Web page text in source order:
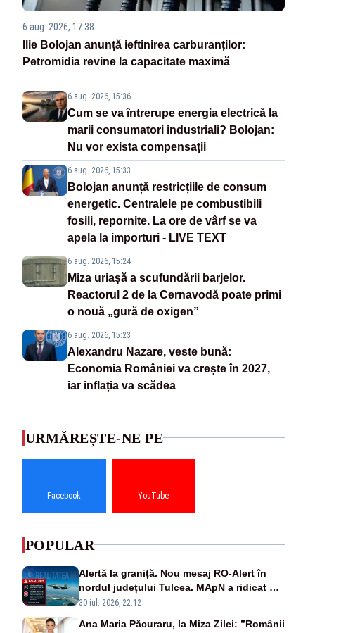
6 aug. 2026, 17:38
Ilie Bolojan anunță ieftinirea carburanților:
Petromidia revine la capacitate maximă
6 aug. 2026, 15:36
Cum se va întrerupe energia electrică la
marii consumatori industriali? Bolojan:
Nu vor exista compensații
6 aug. 2026, 15:33
Bolojan anunță restricțiile de consum
energetic. Centralele pe combustibili
fosili, repornite. La ore de vârf se va
apela la importuri - LIVE TEXT
6 aug. 2026, 15:24
Miza uriașă a scufundării barjelor.
Reactorul 2 de la Cernavodă poate primi
o nouă „gură de oxigen”
6 aug. 2026, 15:23
Alexandru Nazare, veste bună:
Economia României va crește în 2027,
iar inflația va scădea
URMĂREȘTE-NE PE
Facebook YouTube
POPULAR
Alertă la graniță. Nou mesaj RO-Alert în
nordul județului Tulcea. MApN a ridicat de
la sol două avioane F-16
30 iul. 2026, 22:12
Ana Maria Păcuraru, la Miza Zilei: ”Românii